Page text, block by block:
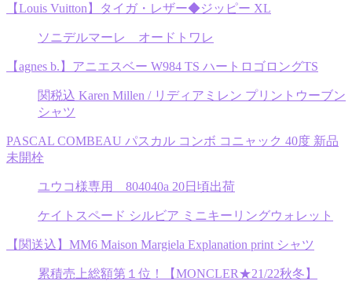
【Louis Vuitton】タイガ・レザー◆ジッピー XL
ソニデルマーレ オードトワレ
【agnes b.】アニエスベー W984 TS ハートロゴロングTS
関税込 Karen Millen / リディアミレン プリントウーブン
シャツ
PASCAL COMBEAU パスカル コンボ コニャック 40度 新品
未開栓
ユウコ様専用 804040a 20日頃出荷
ケイトスペード シルビア ミニキーリングウォレット
【関送込】MM6 Maison Margiela Explanation print シャツ
累積売上総額第１位！【MONCLER★21/22秋冬】